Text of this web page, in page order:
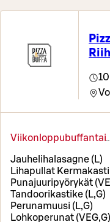
Viikonloppubuffantai
Jauhelihalasagne (L)
Lihapullat
Punajuuripyörykät
Tandoorikastike (L,G)
Perunamuusi (L,G)
Lohkoperunat (VEG,G)